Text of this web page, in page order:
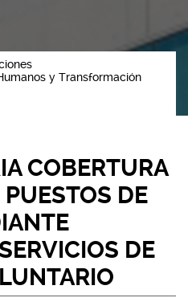
y Transformación
COBERTURA
DE
DE